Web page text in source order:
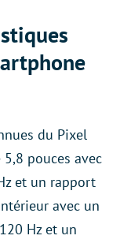
du Pixel
pouces avec
et un rapport
avec un
Hz et un